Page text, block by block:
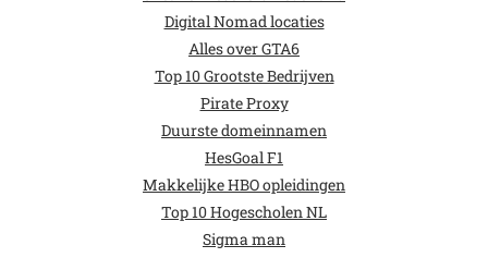
Digital Nomad locaties
Alles over GTA6
Top 10 Grootste Bedrijven
Pirate Proxy
Duurste domeinnamen
HesGoal F1
Makkelijke HBO opleidingen
Top 10 Hogescholen NL
Sigma man